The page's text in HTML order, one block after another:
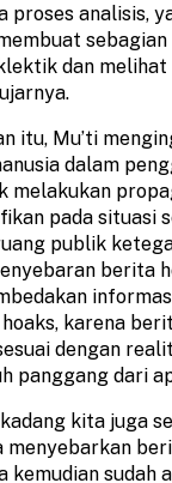
analisis,
sebagian
dan melihat
itu, Mu’ti
dalam
melakukan
pada situasi
publik
berita
karena
dengan
panggang dari
kita juga
menyebarkan
kemudian sudah